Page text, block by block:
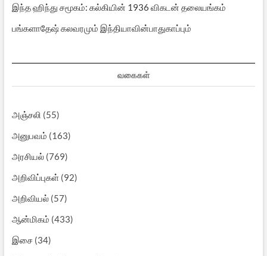
இந்த ஹிந்து சமூகம்: கல்கியின் 1936 விகடன் தலையங்கம்
பங்களாதேஷ் கலவரமும் இந்தியாவின்பாதுகாப்பும்
வகைகள்
அஞ்சலி (55)
அனுபவம் (163)
அரசியல்(769)
அறிவிப்புகள்(92)
அறிவியல்(57)
ஆன்மிகம் (433)
இசை(34)